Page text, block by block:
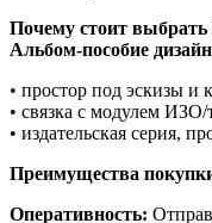
Почему стоит
Альбом-пособие
• простор под эскизы и
• связка с модулем ИЗО/
• издательская серия,
Преимущества
Оперативность: